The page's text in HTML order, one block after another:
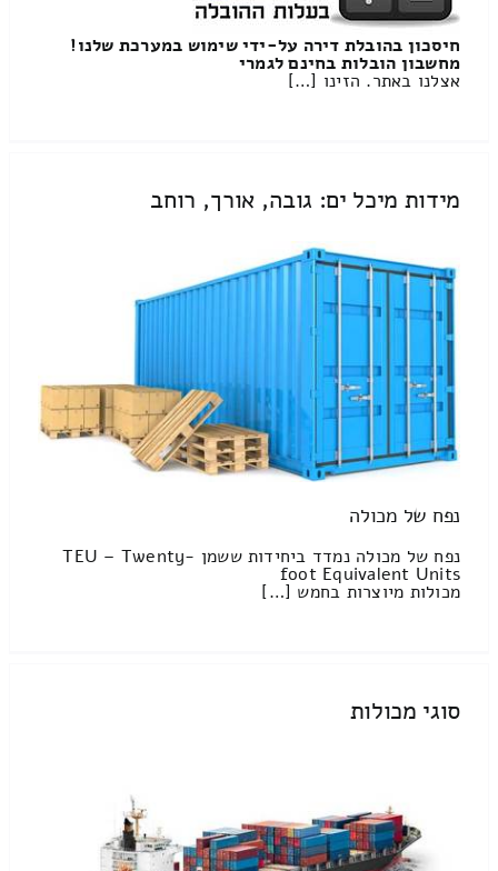
חיסכון בהובלת דירה על-ידי שימוש במערכת שלנו!
מחשבון הובלות בחינם לגמרי
אצלנו באתר. הזינו […]
מידות מיכל ים: גובה, אורך, רוחב
נפח של מכולה
נפח של מכולה נמדד ביחידות ששמן TEU – Twenty-
foot Equivalent Units
מכולות מיוצרות בחמש […]
סוגי מכולות